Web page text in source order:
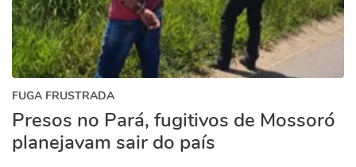
FUGA FRUSTRADA
Presos no Pará, fugitivos de Mossoró
planejavam sair do país